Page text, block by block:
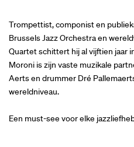
Trompettist, componist en
Brussels Jazz Orchestra en
Quartet schittert hij al vijftien jaar
Moroni is zijn vaste muzikale
Aerts en drummer Dré
wereldniveau.
Een must-see voor elke